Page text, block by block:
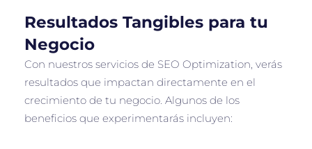
Resultados Tangibles para tu
Negocio
Con nuestros servicios de SEO Optimization, verás
resultados que impactan directamente en el
crecimiento de tu negocio. Algunos de los
beneficios que experimentarás incluyen: